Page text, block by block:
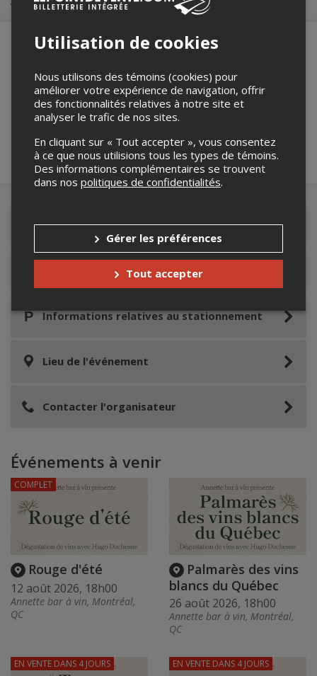
Merci de confirmer que vous n'êtes pas un
robot ci-bas.
Détails de l'événement
Accès au site de l'événement
Informations relatives au stationnement
Lieu de l'événement
Contacter l'organisateur
Événements à venir
Rouge d'été
12 août 2026, 18h00
Annette bar à vin, Montréal,
QC
COMPLET
Palmarès des vins
blancs du Québec
26 août 2026, 18h00
Annette bar à vin, Montréal,
QC
EN VENTE DANS 4 JOURS EN VENTE DANS 4 JOURS
Utilisation de cookies
Nous utilisons des témoins (cookies) pour
améliorer votre expérience de navigation, offrir
des fonctionnalités relatives à notre site et
analyser le trafic de nos sites.
En cliquant sur « Tout accepter », vous consentez
à ce que nous utilisions tous les types de témoins.
Des informations complémentaires se trouvent
dans nos politiques de confidentialités.
Gérer les préférences
Tout accepter